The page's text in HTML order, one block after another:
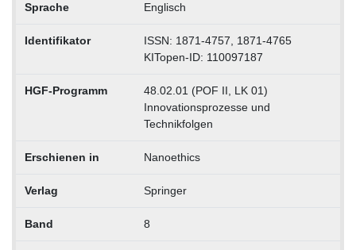
Sprache Englisch
Identifikator
ISSN: 1871-4757, 1871-4765
KITopen-ID: 110097187
HGF-Programm
48.02.01 (POF II, LK 01)
Innovationsprozesse und
Technikfolgen
Erschienen in Nanoethics
Verlag Springer
Band 8